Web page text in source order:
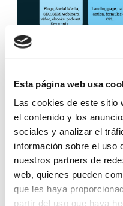
Esta página web usa
Las cookies de este sitio
el contenido y los
sociales y analizar el
información sobre el uso
nuestros partners de
web, quienes pueden
que les haya
partir del uso que haya
LEADS:
Escrito el28 de
Aquí te explicamos de
marketing digital, las
con el cliente y los tipos